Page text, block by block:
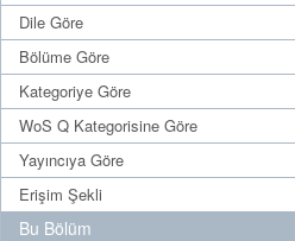
Dile Göre
Bölüme Göre
Kategoriye Göre
WoS Q Kategorisine Göre
Yayıncıya Göre
Erişim Şekli
Bu Bölüm